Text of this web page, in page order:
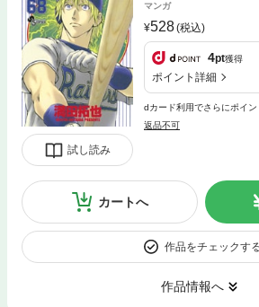
試し読み
マンガ
528(税込)
4pt獲得
ポイント詳細
dカード利用でさらにポイ
返品不可
カートへ
作品をチェックす
作品情報へ